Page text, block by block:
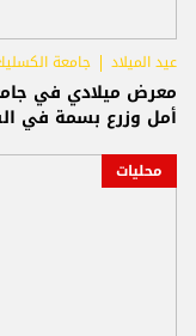
عيد الميلاد جامعة
معرض ميلادي في
أمل وزرع بسمة في
محليات